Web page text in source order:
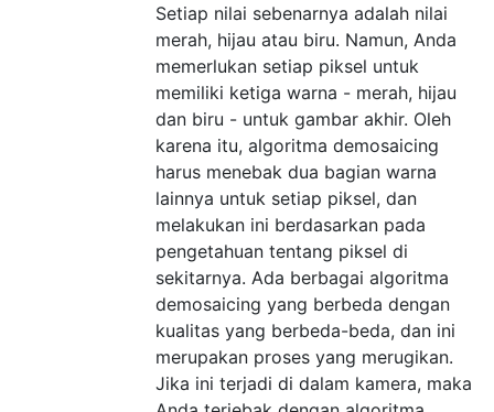
Setiap nilai sebenarnya adalah nilai
merah, hijau atau biru. Namun, Anda
memerlukan setiap piksel untuk
memiliki ketiga warna - merah, hijau
dan biru - untuk gambar akhir. Oleh
karena itu, algoritma demosaicing
harus menebak dua bagian warna
lainnya untuk setiap piksel, dan
melakukan ini berdasarkan pada
pengetahuan tentang piksel di
sekitarnya. Ada berbagai algoritma
demosaicing yang berbeda dengan
kualitas yang berbeda-beda, dan ini
merupakan proses yang merugikan.
Jika ini terjadi di dalam kamera, maka